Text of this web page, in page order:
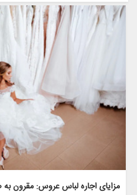
عروس را بررسی خواهیم کرد، نکاتی
نقص به اشتراک می گذاریم، و نشان
مزون چرخچی می توانند به شما در این
مزایای اجاره لباس عروس: مقرون